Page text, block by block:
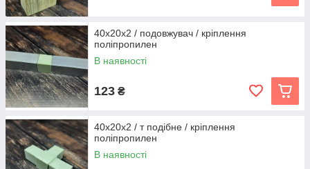
40х20х2 / подовжувач / кріплення
поліпропилен
В наявності
123 ₴
40х20х2 / т подібне / кріплення
поліпропилен
В наявності